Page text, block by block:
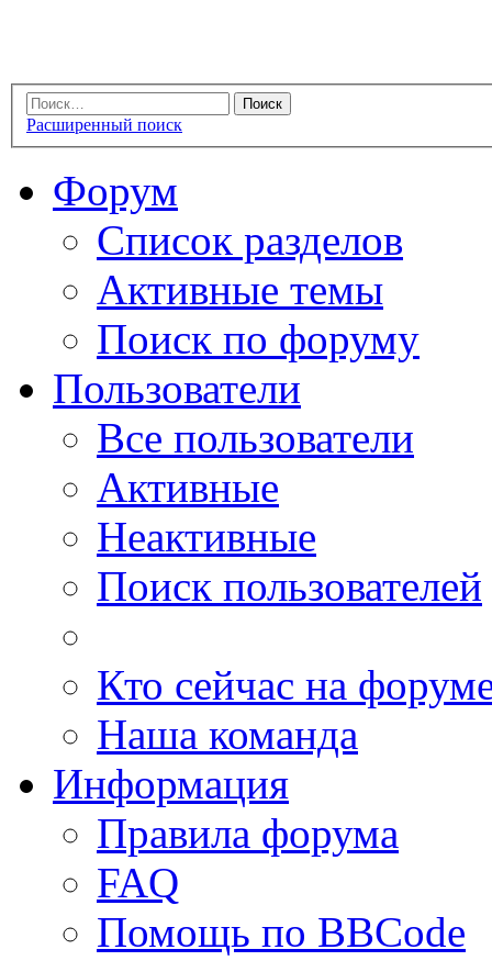
Расширенный поиск
Форум
Список разделов
Активные темы
Поиск по форуму
Пользователи
Все пользователи
Активные
Неактивные
Поиск пользователей
Кто сейчас на
Наша команда
Информация
Правила форума
FAQ
Помощь по BBCode